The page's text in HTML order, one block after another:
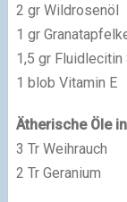
2 gr Wildrosenöl
1 gr
1,5 gr Fluidlecitin
1 blob Vitamin E
Ätherische Öle
3 Tr Weihrauch
2 Tr Geranium